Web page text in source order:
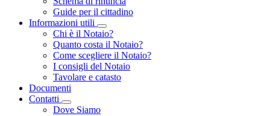
Guide per il cittadino
Informazioni utili
Toggle Dropdown
Chi è il Notaio?
Quanto costa il Notaio?
Come scegliere il Notaio?
I consigli del Notaio
Tavolare e catasto
Documenti
Contatti
Toggle Dropdown
Dove Siamo